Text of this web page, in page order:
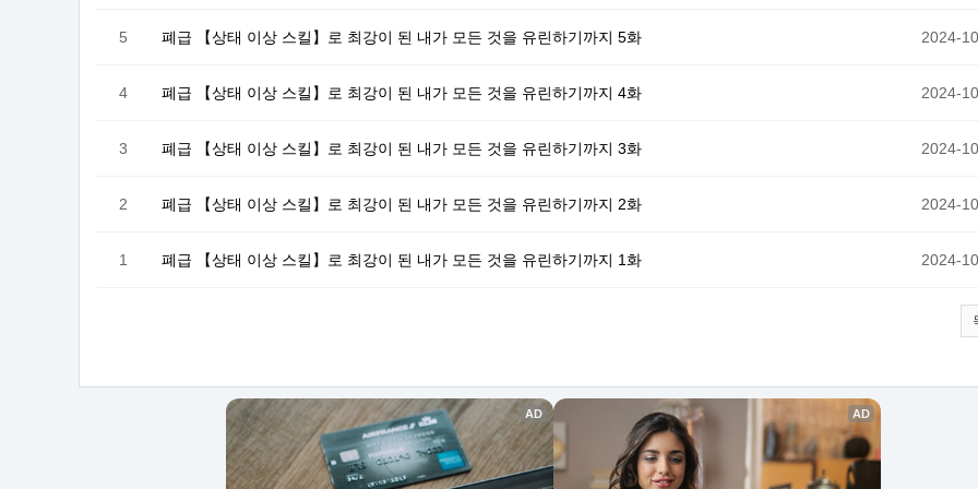
5 폐급 【상태 이상 스킬】로 최강이 된 내가 모든 것을 유린하기까지 5화 2024-
4 폐급 【상태 이상 스킬】로 최강이 된 내가 모든 것을 유린하기까지 4화 2024-
3 폐급 【상태 이상 스킬】로 최강이 된 내가 모든 것을 유린하기까지 3화 2024-
2 폐급 【상태 이상 스킬】로 최강이 된 내가 모든 것을 유린하기까지 2화 2024-
1 폐급 【상태 이상 스킬】로 최강이 된 내가 모든 것을 유린하기까지 1화 2024-